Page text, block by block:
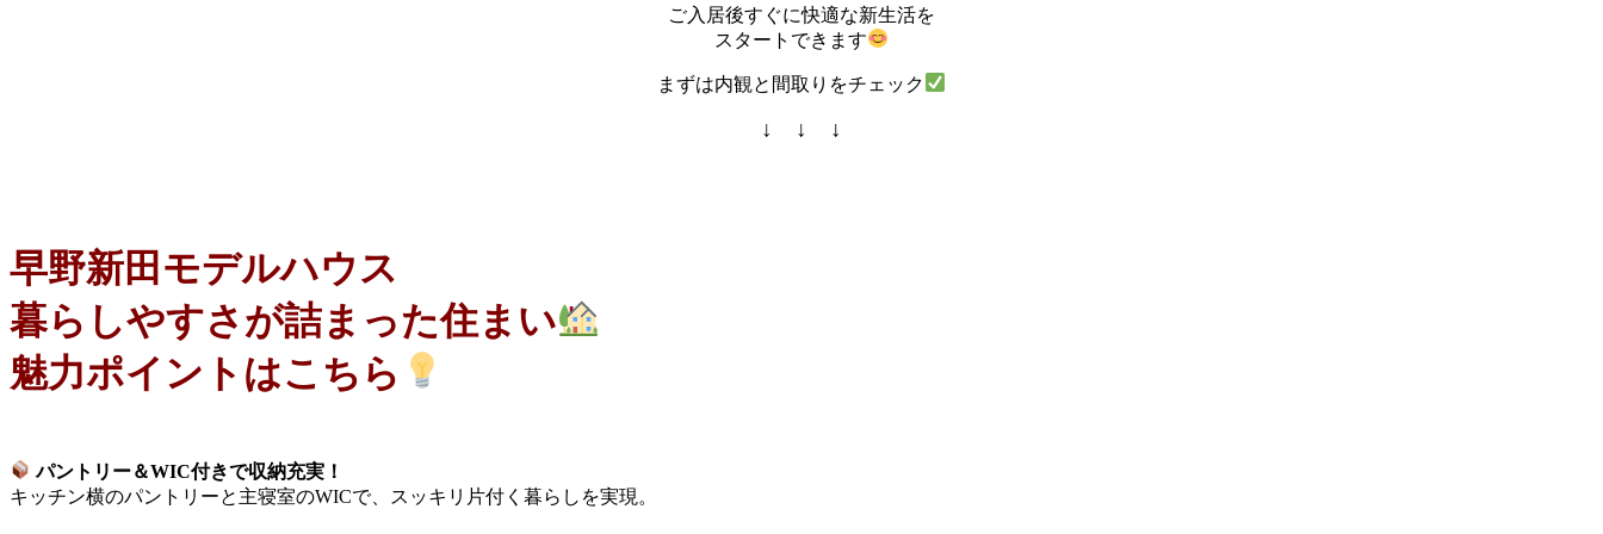
ご入居後すぐに快適な新生活を
スタートできます
まずは内観と間取りをチェック
↓ ↓ ↓
早野新田モデルハウス
暮らしやすさが詰まった住まい
魅力ポイントはこちら
パントリー＆WIC付きで収納充実！
キッチン横のパントリーと主寝室のWICで、スッキリ片付く暮らしを実現。